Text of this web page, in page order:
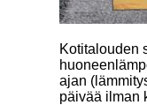
Kotitalouden
ajan
päivää ilman